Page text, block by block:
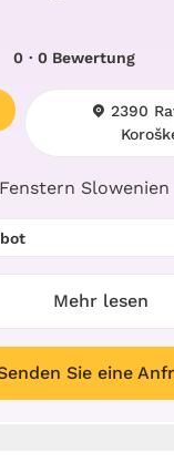
0 · 0 Bewertung
Slowenien
2390
Mehr lesen
Sie eine